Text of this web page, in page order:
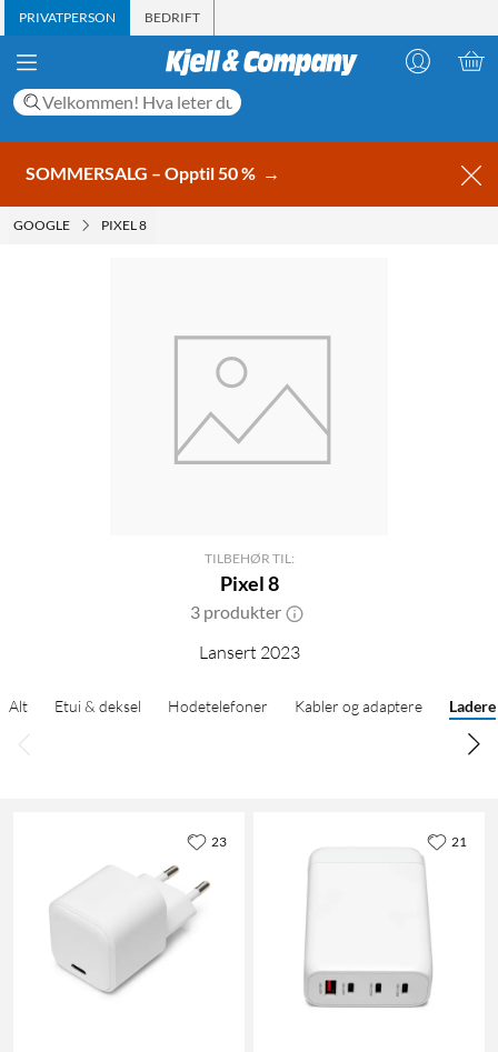
PRIVATPERSON BEDRIFT
SOMMERSALG – Opptil 50 % →
GOOGLE PIXEL 8
TILBEHØR TIL:
Pixel 8
3 produkter
Lansert 2023
Alt Etui & deksel Hodetelefoner Kabler og adaptere Ladere
23 21